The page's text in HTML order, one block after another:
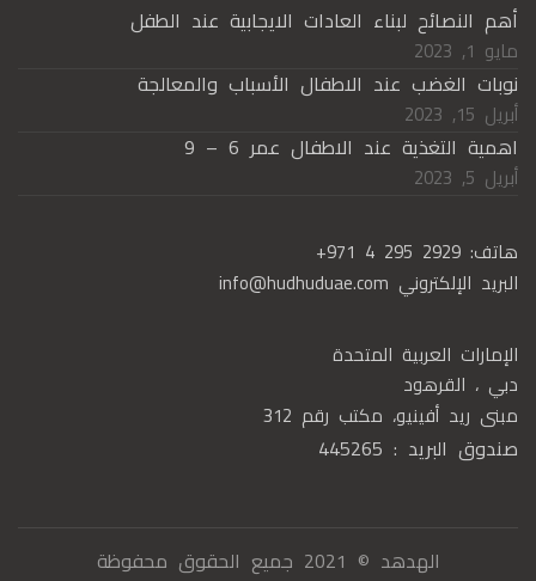
أهم النصائح لبناء العادات الايجابية عند الطفل
مايو 1, 2023
نوبات الغضب عند الاطفال الأسباب والمعالجة
أبريل 15, 2023
اهمية التغذية عند الاطفال عمر 6 – 9
أبريل 5, 2023
هاتف: +971 4 295 2929
البريد الإلكتروني info@hudhuduae.com
الإمارات العربية المتحدة
دبي ، القرهود
مبنى ريد أفينيو، مكتب رقم 312
صندوق البريد : 445265
الهدهد © 2021 جميع الحقوق محفوظة